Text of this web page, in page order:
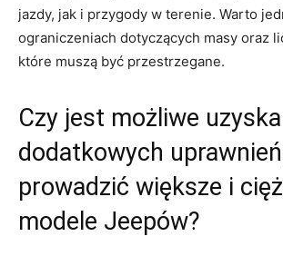
jazdy, jak i przygody w terenie. Warto
ograniczeniach dotyczących masy ⁤oraz
które muszą być ‌przestrzegane.
Czy jest ⁢możliwe
dodatkowych⁢
prowadzić⁣ większe i⁤
modele⁤ Jeepów?